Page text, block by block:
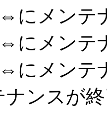
にメンテ
にメンテ
にメンテ
ンスが